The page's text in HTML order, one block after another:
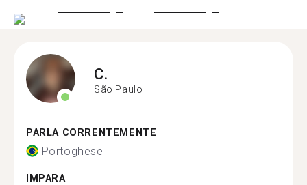
C.
São Paulo
PARLA CORRENTEMENTE
Portoghese
IMPARA